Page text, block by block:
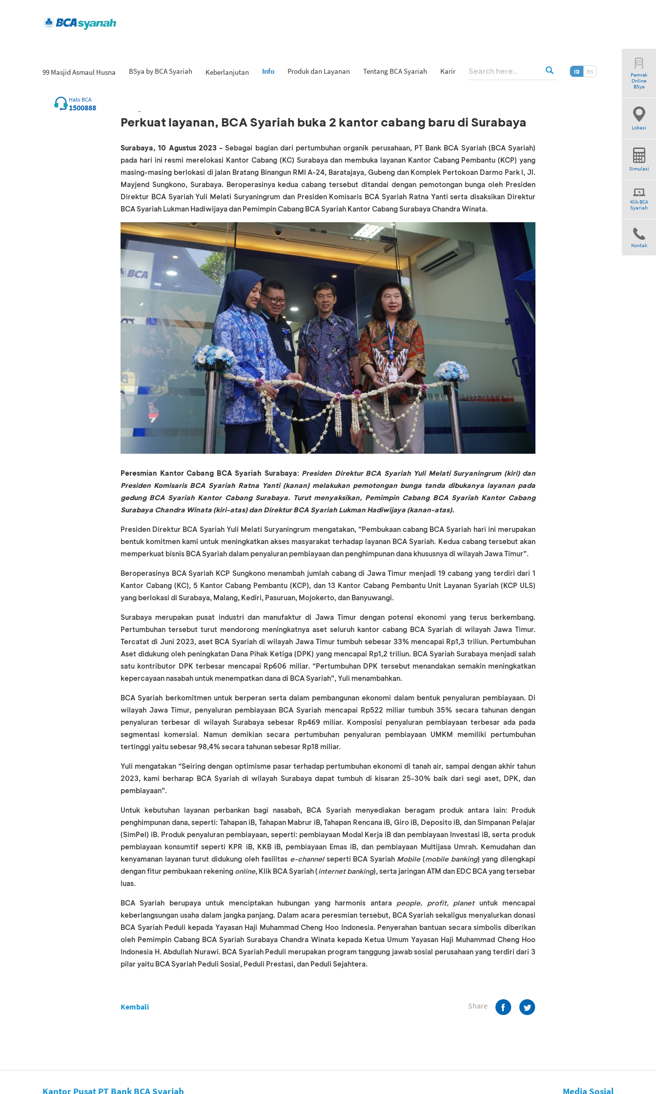
99 Masjid Asmaul Husna BSya by BCA Syariah Keberlanjutan Info Produk dan Layanan Tentang BCA Syariah Karir ID EN
Halo BCA
1500888
Pemrek
Online
BSya
Lokasi
Simulasi
Klik BCA
Syariah
Kontak
Perkuat layanan, BCA Syariah buka 2 kantor cabang baru di Surabaya
Surabaya, 10 Agustus 2023- Sebagai bagian dari pertumbuhan organik perusahaan, PT Bank BCA Syariah (BCA Syariah)
pada hari ini resmi merelokasi Kantor Cabang (KC) Surabaya dan membuka layanan Kantor Cabang Pembantu (KCP) yang
masing-masing berlokasi di jalan Bratang Binangun RMI A-24, Baratajaya, Gubeng dan Komplek Pertokoan Darmo Park l, Jl.
Mayjend Sungkono, Surabaya. Beroperasinya kedua cabang tersebut ditandai dengan pemotongan bunga oleh Presiden
Direktur BCA Syariah Yuli Melati Suryaningrum dan Presiden Komisaris BCA Syariah Ratna Yanti serta disaksikan Direktur
BCA Syariah Lukman Hadiwijaya dan Pemimpin Cabang BCA Syariah Kantor Cabang Surabaya Chandra Winata.
Peresmian Kantor Cabang BCA Syariah Surabaya: Presiden Direktur BCA Syariah Yuli Melati Suryaningrum (kiri) dan
Presiden Komisaris BCA Syariah Ratna Yanti (kanan) melakukan pemotongan bunga tanda dibukanya layanan pada
gedung BCA Syariah Kantor Cabang Surabaya. Turut menyaksikan, Pemimpin Cabang BCA Syariah Kantor Cabang
Surabaya Chandra Winata (kiri-atas) dan Direktur BCA Syariah Lukman Hadiwijaya (kanan-atas).
Presiden Direktur BCA Syariah Yuli Melati Suryaningrum mengatakan, “Pembukaan cabang BCA Syariah hari ini merupakan
bentuk komitmen kami untuk meningkatkan akses masyarakat terhadap layanan BCA Syariah. Kedua cabang tersebut akan
memperkuat bisnis BCA Syariah dalam penyaluran pembiayaan dan penghimpunan dana khususnya di wilayah Jawa Timur”.
Beroperasinya BCA Syariah KCP Sungkono menambah jumlah cabang di Jawa Timur menjadi 19 cabang yang terdiri dari 1
Kantor Cabang (KC), 5 Kantor Cabang Pembantu (KCP), dan 13 Kantor Cabang Pembantu Unit Layanan Syariah (KCP ULS)
yang berlokasi di Surabaya, Malang, Kediri, Pasuruan, Mojokerto, dan Banyuwangi.
Surabaya merupakan pusat industri dan manufaktur di Jawa Timur dengan potensi ekonomi yang terus berkembang.
Pertumbuhan tersebut turut mendorong meningkatnya aset seluruh kantor cabang BCA Syariah di wilayah Jawa Timur.
Tercatat di Juni 2023, aset BCA Syariah di wilayah Jawa Timur tumbuh sebesar 33% mencapai Rp1,3 triliun. Pertumbuhan
Aset didukung oleh peningkatan Dana Pihak Ketiga (DPK) yang mencapai Rp1,2 triliun. BCA Syariah Surabaya menjadi salah
satu kontributor DPK terbesar mencapai Rp606 miliar. “Pertumbuhan DPK tersebut menandakan semakin meningkatkan
kepercayaan nasabah untuk menempatkan dana di BCA Syariah”, Yuli menambahkan.
BCA Syariah berkomitmen untuk berperan serta dalam pembangunan ekonomi dalam bentuk penyaluran pembiayaan. Di
wilayah Jawa Timur, penyaluran pembiayaan BCA Syariah mencapai Rp522 miliar tumbuh 35% secara tahunan dengan
penyaluran terbesar di wilayah Surabaya sebesar Rp469 miliar. Komposisi penyaluran pembiayaan terbesar ada pada
segmentasi komersial. Namun demikian secara pertumbuhan penyaluran pembiayaan UMKM memiliki pertumbuhan
tertinggi yaitu sebesar 98,4% secara tahunan sebesar Rp18 miliar.
Yuli mengatakan “Seiring dengan optimisme pasar terhadap pertumbuhan ekonomi di tanah air, sampai dengan akhir tahun
2023, kami berharap BCA Syariah di wilayah Surabaya dapat tumbuh di kisaran 25-30% baik dari segi aset, DPK, dan
pembiayaan”.
Untuk kebutuhan layanan perbankan bagi nasabah, BCA Syariah menyediakan beragam produk antara lain: Produk
penghimpunan dana, seperti: Tahapan iB, Tahapan Mabrur iB, Tahapan Rencana iB, Giro iB, Deposito iB, dan Simpanan Pelajar
(SimPel) iB. Produk penyaluran pembiayaan, seperti: pembiayaan Modal Kerja iB dan pembiayaan Investasi iB, serta produk
pembiayaan konsumtif seperti KPR iB, KKB iB, pembiayaan Emas iB, dan pembiayaan Multijasa Umrah. Kemudahan dan
kenyamanan layanan turut didukung oleh fasilitas e-channelseperti BCA Syariah Mobile(mobile banking) yang dilengkapi
dengan fitur pembukaan rekening online, Klik BCA Syariah (internet banking), serta jaringan ATM dan EDC BCA yang tersebar
luas.
BCA Syariah berupaya untuk menciptakan hubungan yang harmonis antara people, profit, planetuntuk mencapai
keberlangsungan usaha dalam jangka panjang. Dalam acara peresmian tersebut, BCA Syariah sekaligus menyalurkan donasi
BCA Syariah Peduli kepada Yayasan Haji Muhammad Cheng Hoo Indonesia. Penyerahan bantuan secara simbolis diberikan
oleh Pemimpin Cabang BCA Syariah Surabaya Chandra Winata kepada Ketua Umum Yayasan Haji Muhammad Cheng Hoo
Indonesia H. Abdullah Nurawi. BCA Syariah Peduli merupakan program tanggung jawab sosial perusahaan yang terdiri dari 3
pilar yaitu BCA Syariah Peduli Sosial, Peduli Prestasi, dan Peduli Sejahtera.
Kembali Share
Kantor Pusat PT Bank BCA Syariah Media Sosial